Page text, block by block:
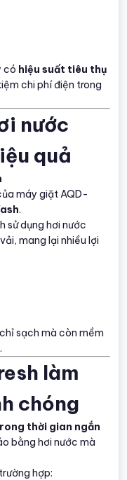
có hiệu suất tiêu thụ
chi phí điện trong
nước
quả
máy giặt AQD-
.
sử dụng hơi nước
mang lại nhiều lợi
sạch mà còn mềm
làm
chóng
thời gian ngắn
bằng hơi nước mà
hợp: